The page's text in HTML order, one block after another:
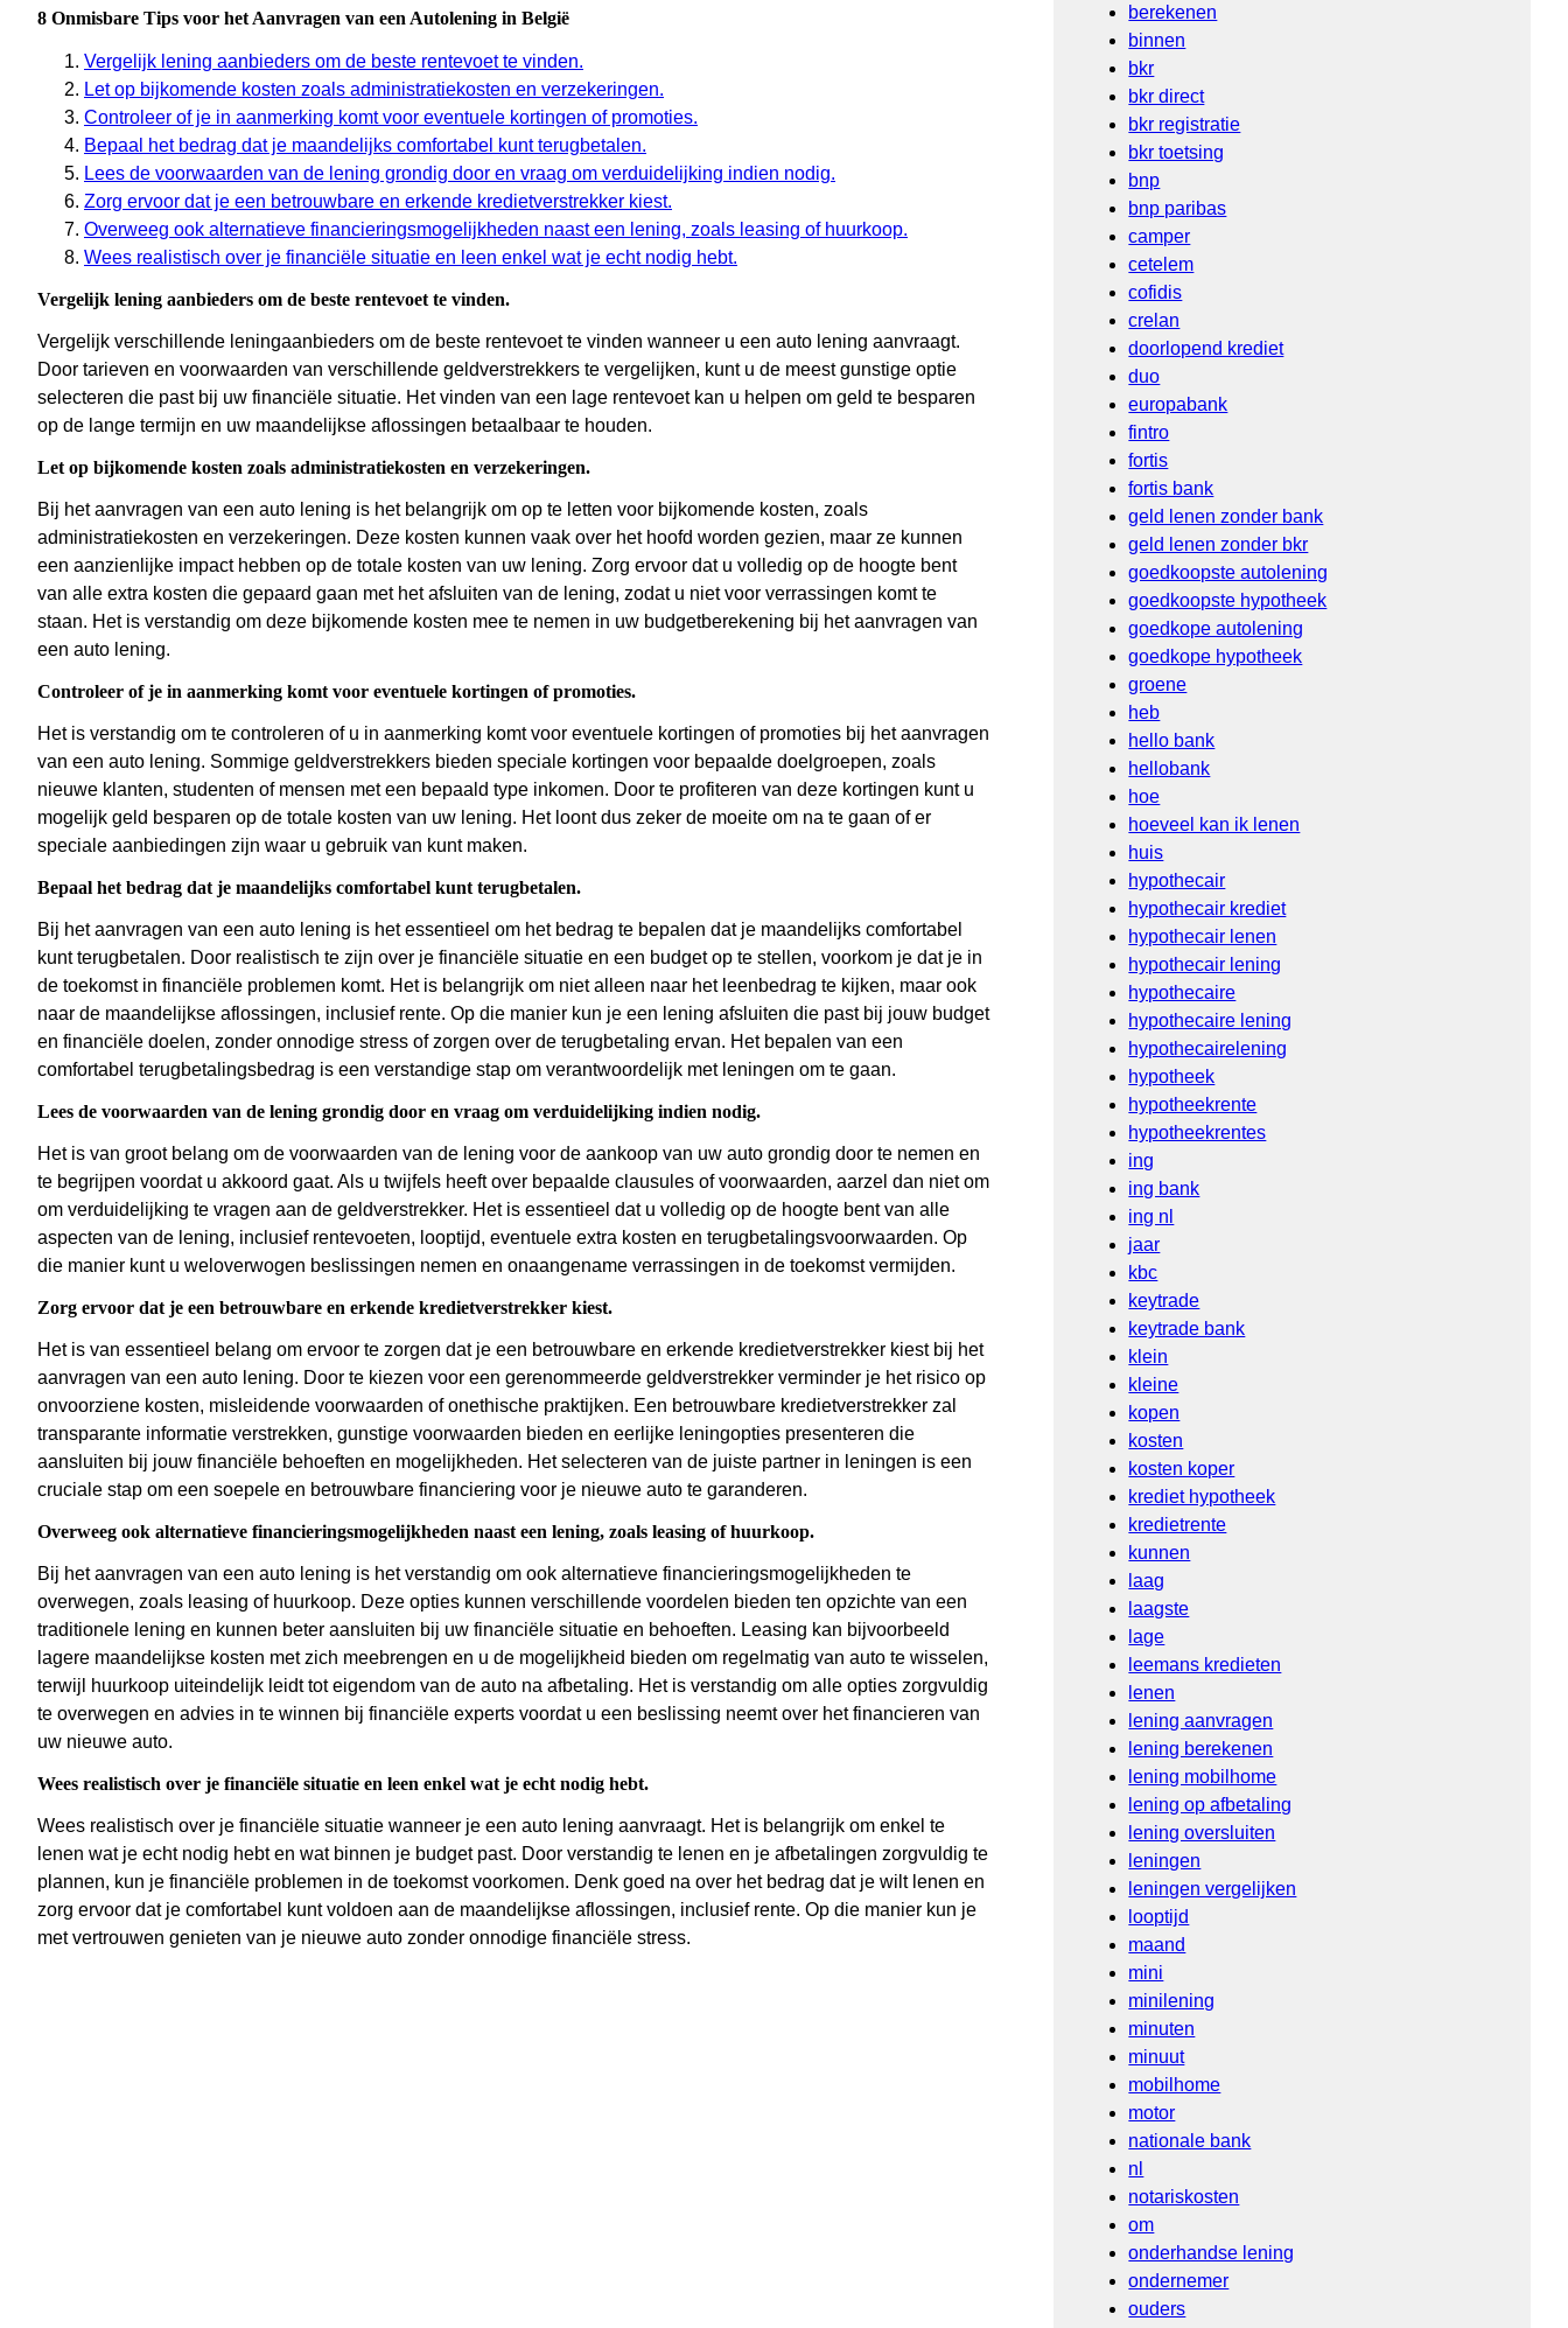
8 Onmisbare Tips voor het Aanvragen van een Autolening in België
Vergelijk lening aanbieders om de beste rentevoet te vinden.
Let op bijkomende kosten zoals administratiekosten en verzekeringen.
Controleer of je in aanmerking komt voor eventuele kortingen of promoties.
Bepaal het bedrag dat je maandelijks comfortabel kunt terugbetalen.
Lees de voorwaarden van de lening grondig door en vraag om verduidelijking indien nodig.
Zorg ervoor dat je een betrouwbare en erkende kredietverstrekker kiest.
Overweeg ook alternatieve financieringsmogelijkheden naast een lening, zoals leasing of huurkoop.
Wees realistisch over je financiële situatie en leen enkel wat je echt nodig hebt.
Vergelijk lening aanbieders om de beste rentevoet te vinden.
Vergelijk verschillende leningaanbieders om de beste rentevoet te vinden wanneer u een auto lening aanvraagt.
Door tarieven en voorwaarden van verschillende geldverstrekkers te vergelijken, kunt u de meest gunstige optie
selecteren die past bij uw financiële situatie. Het vinden van een lage rentevoet kan u helpen om geld te besparen
op de lange termijn en uw maandelijkse aflossingen betaalbaar te houden.
Let op bijkomende kosten zoals administratiekosten en verzekeringen.
Bij het aanvragen van een auto lening is het belangrijk om op te letten voor bijkomende kosten, zoals
administratiekosten en verzekeringen. Deze kosten kunnen vaak over het hoofd worden gezien, maar ze kunnen
een aanzienlijke impact hebben op de totale kosten van uw lening. Zorg ervoor dat u volledig op de hoogte bent
van alle extra kosten die gepaard gaan met het afsluiten van de lening, zodat u niet voor verrassingen komt te
staan. Het is verstandig om deze bijkomende kosten mee te nemen in uw budgetberekening bij het aanvragen van
een auto lening.
Controleer of je in aanmerking komt voor eventuele kortingen of promoties.
Het is verstandig om te controleren of u in aanmerking komt voor eventuele kortingen of promoties bij het aanvragen
van een auto lening. Sommige geldverstrekkers bieden speciale kortingen voor bepaalde doelgroepen, zoals
nieuwe klanten, studenten of mensen met een bepaald type inkomen. Door te profiteren van deze kortingen kunt u
mogelijk geld besparen op de totale kosten van uw lening. Het loont dus zeker de moeite om na te gaan of er
speciale aanbiedingen zijn waar u gebruik van kunt maken.
Bepaal het bedrag dat je maandelijks comfortabel kunt terugbetalen.
Bij het aanvragen van een auto lening is het essentieel om het bedrag te bepalen dat je maandelijks comfortabel
kunt terugbetalen. Door realistisch te zijn over je financiële situatie en een budget op te stellen, voorkom je dat je in
de toekomst in financiële problemen komt. Het is belangrijk om niet alleen naar het leenbedrag te kijken, maar ook
naar de maandelijkse aflossingen, inclusief rente. Op die manier kun je een lening afsluiten die past bij jouw budget
en financiële doelen, zonder onnodige stress of zorgen over de terugbetaling ervan. Het bepalen van een
comfortabel terugbetalingsbedrag is een verstandige stap om verantwoordelijk met leningen om te gaan.
Lees de voorwaarden van de lening grondig door en vraag om verduidelijking indien nodig.
Het is van groot belang om de voorwaarden van de lening voor de aankoop van uw auto grondig door te nemen en
te begrijpen voordat u akkoord gaat. Als u twijfels heeft over bepaalde clausules of voorwaarden, aarzel dan niet om
om verduidelijking te vragen aan de geldverstrekker. Het is essentieel dat u volledig op de hoogte bent van alle
aspecten van de lening, inclusief rentevoeten, looptijd, eventuele extra kosten en terugbetalingsvoorwaarden. Op
die manier kunt u weloverwogen beslissingen nemen en onaangename verrassingen in de toekomst vermijden.
Zorg ervoor dat je een betrouwbare en erkende kredietverstrekker kiest.
Het is van essentieel belang om ervoor te zorgen dat je een betrouwbare en erkende kredietverstrekker kiest bij het
aanvragen van een auto lening. Door te kiezen voor een gerenommeerde geldverstrekker verminder je het risico op
onvoorziene kosten, misleidende voorwaarden of onethische praktijken. Een betrouwbare kredietverstrekker zal
transparante informatie verstrekken, gunstige voorwaarden bieden en eerlijke leningopties presenteren die
aansluiten bij jouw financiële behoeften en mogelijkheden. Het selecteren van de juiste partner in leningen is een
cruciale stap om een soepele en betrouwbare financiering voor je nieuwe auto te garanderen.
Overweeg ook alternatieve financieringsmogelijkheden naast een lening, zoals leasing of huurkoop.
Bij het aanvragen van een auto lening is het verstandig om ook alternatieve financieringsmogelijkheden te
overwegen, zoals leasing of huurkoop. Deze opties kunnen verschillende voordelen bieden ten opzichte van een
traditionele lening en kunnen beter aansluiten bij uw financiële situatie en behoeften. Leasing kan bijvoorbeeld
lagere maandelijkse kosten met zich meebrengen en u de mogelijkheid bieden om regelmatig van auto te wisselen,
terwijl huurkoop uiteindelijk leidt tot eigendom van de auto na afbetaling. Het is verstandig om alle opties zorgvuldig
te overwegen en advies in te winnen bij financiële experts voordat u een beslissing neemt over het financieren van
uw nieuwe auto.
Wees realistisch over je financiële situatie en leen enkel wat je echt nodig hebt.
Wees realistisch over je financiële situatie wanneer je een auto lening aanvraagt. Het is belangrijk om enkel te
lenen wat je echt nodig hebt en wat binnen je budget past. Door verstandig te lenen en je afbetalingen zorgvuldig te
plannen, kun je financiële problemen in de toekomst voorkomen. Denk goed na over het bedrag dat je wilt lenen en
zorg ervoor dat je comfortabel kunt voldoen aan de maandelijkse aflossingen, inclusief rente. Op die manier kun je
met vertrouwen genieten van je nieuwe auto zonder onnodige financiële stress.
berekenen
binnen
bkr
bkr direct
bkr registratie
bkr toetsing
bnp
bnp paribas
camper
cetelem
cofidis
crelan
doorlopend krediet
duo
europabank
fintro
fortis
fortis bank
geld lenen zonder bank
geld lenen zonder bkr
goedkoopste autolening
goedkoopste hypotheek
goedkope autolening
goedkope hypotheek
groene
heb
hello bank
hellobank
hoe
hoeveel kan ik lenen
huis
hypothecair
hypothecair krediet
hypothecair lenen
hypothecair lening
hypothecaire
hypothecaire lening
hypothecairelening
hypotheek
hypotheekrente
hypotheekrentes
ing
ing bank
ing nl
jaar
kbc
keytrade
keytrade bank
klein
kleine
kopen
kosten
kosten koper
krediet hypotheek
kredietrente
kunnen
laag
laagste
lage
leemans kredieten
lenen
lening aanvragen
lening berekenen
lening mobilhome
lening op afbetaling
lening oversluiten
leningen
leningen vergelijken
looptijd
maand
mini
minilening
minuten
minuut
mobilhome
motor
nationale bank
nl
notariskosten
om
onderhandse lening
ondernemer
ouders